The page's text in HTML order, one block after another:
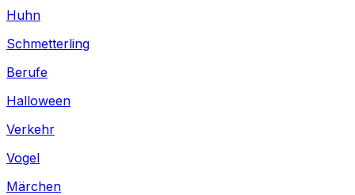
Huhn
Schmetterling
Berufe
Halloween
Verkehr
Vogel
Märchen